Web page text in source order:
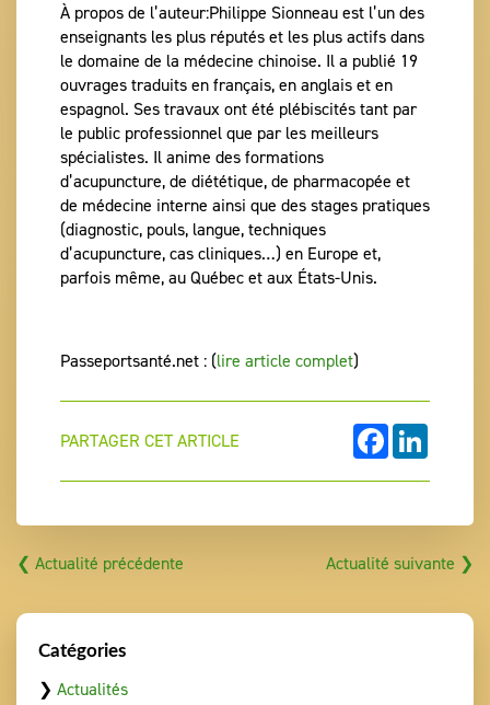
À propos de l’auteur:Philippe Sionneau est l’un des
enseignants les plus réputés et les plus actifs dans
le domaine de la médecine chinoise. Il a publié 19
ouvrages traduits en français, en anglais et en
espagnol. Ses travaux ont été plébiscités tant par
le public professionnel que par les meilleurs
spécialistes. Il anime des formations
d’acupuncture, de diététique, de pharmacopée et
de médecine interne ainsi que des stages pratiques
(diagnostic, pouls, langue, techniques
d’acupuncture, cas cliniques…) en Europe et,
parfois même, au Québec et aux États-Unis.
Passeportsanté.net : (lire article complet)
PARTAGER CET ARTICLE FACEBOOK
❮ Actualité précédente Actualité suivante ❯
Catégories
❯ Actualités